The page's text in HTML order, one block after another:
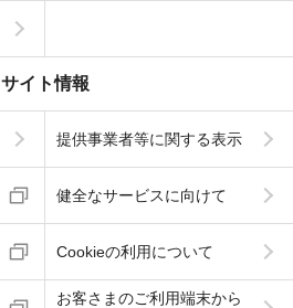
サイト情報
提供事業者等に関する表示
健全なサービスに向けて
Cookieの利用について
お客さまのご利用端末から